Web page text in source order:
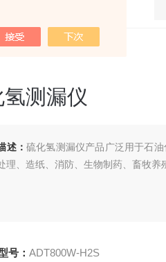
测漏仪
述： 硫化氢测漏仪产品广泛用于石
理、造纸、消防、生物制药、畜牧养
号： ADT800W-H2S